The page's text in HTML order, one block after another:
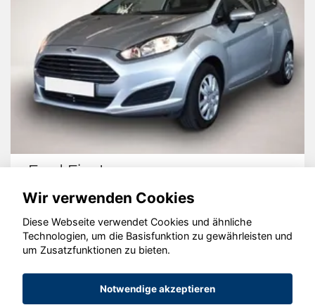
Ford Fiesta
© konjunkturmotor.de GmbH 2020 - 2026
Wir verwenden Cookies
Diese Webseite verwendet Cookies und ähnliche
Technologien, um die Basisfunktion zu gewährleisten und
um Zusatzfunktionen zu bieten.
Notwendige akzeptieren